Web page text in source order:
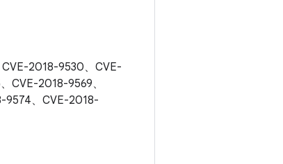
2018-9530、CVE-
CVE-2018-9569、
9574、CVE-2018-